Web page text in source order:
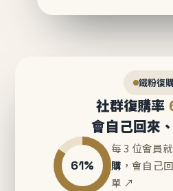
鐵粉復
社群復購率
會自己回來
61%
每 3 位會員
購 ，會自己
單 ↗